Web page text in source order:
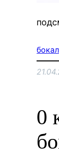
бокал
0